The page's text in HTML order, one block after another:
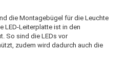
die Montagebügel für die Leuchte
LED-Leiterplatte ist in den
So sind die LEDs vor
zudem wird dadurch auch die